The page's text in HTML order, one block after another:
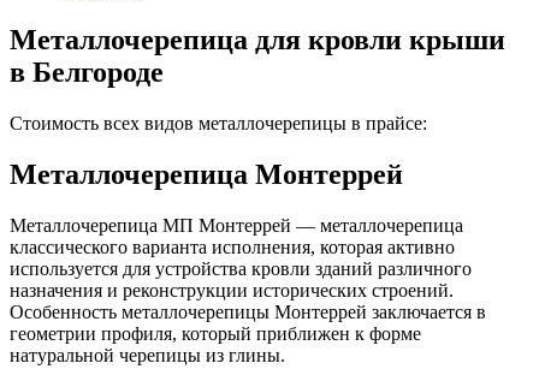
Металлочерепица для кровли крыши
в Белгороде
Стоимость всех видов металлочерепицы в прайсе:
Металлочерепица Монтеррей
Металлочерепица МП Монтеррей — металлочерепица
классического варианта исполнения, которая активно
используется для устройства кровли зданий различного
назначения и реконструкции исторических строений.
Особенность металлочерепицы Монтеррей заключается в
геометрии профиля, который приближен к форме
натуральной черепицы из глины.